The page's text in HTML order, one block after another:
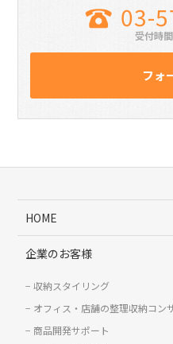
03-
受付時
フォ
HOME
企業のお客様
収納スタイリング
オフィス・店舗の整理収納コン
商品開発サポート